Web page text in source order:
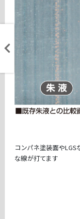
コンパネ塗装面や
な線が打てます